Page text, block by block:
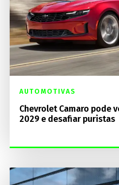
AUTOMOTIVAS
Chevrolet Camaro pode
2029 e desafiar puristas